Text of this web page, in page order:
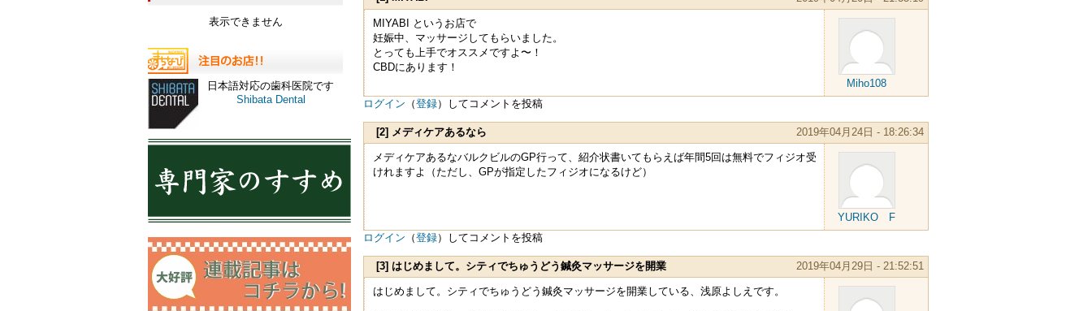
表示できません
日本語対応の歯科医院です
Shibata Dental
MIYABI というお店で
妊娠中、マッサージしてもらいました。
とっても上手でオススメですよ〜！
CBDにあります！
Miho108
ログイン （登録）してコメントを投稿
[2] メディケアあるなら 2019年04月24日 - 18:26:34
メディケアあるなバルクビルのGP行って、紹介状書いてもらえば年間5回は無料でフィジオ受
けれますよ（ただし、GPが指定したフィジオになるけど）
YURIKO F
ログイン （登録）してコメントを投稿
[3] はじめまして。シティでちゅうどう鍼灸マッサージを開業
してい
2019年04月29日 - 21:52:51
はじめまして。シティでちゅうどう鍼灸マッサージを開業している、浅原よしえです。